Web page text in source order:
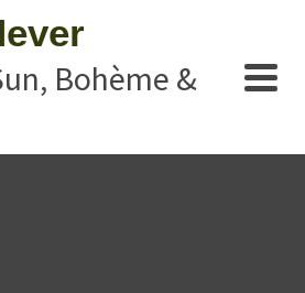
Bohème &